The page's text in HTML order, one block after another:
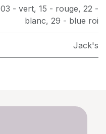
03 - vert, 15 - rouge, 22 -
blanc, 29 - blue roi
Jack's